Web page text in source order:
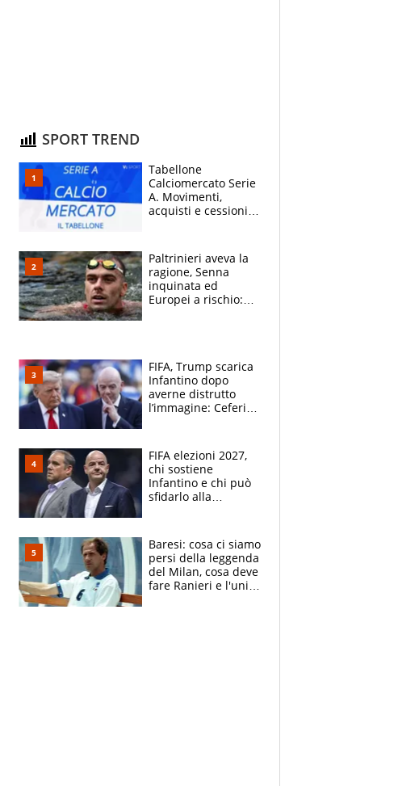
SPORT TREND
Tabellone
Calciomercato Serie
A. Movimenti,
acquisti e cessioni:
Paltrinieri aveva la
ragione, Senna
inquinata ed
Europei a rischio:
FIFA, Trump scarica
Infantino dopo
averne distrutto
l’immagine: Ceferin
contrattacco
FIFA elezioni 2027,
chi sostiene
Infantino e chi può
sfidarlo alla
calcio
Baresi: cosa ci siamo
persi della leggenda
del Milan, cosa deve
fare Ranieri e l'unico